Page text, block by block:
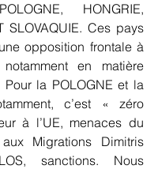
HONGRIE,
SLOVAQUIE. Ces pays
opposition frontale à
notamment en matière
Pour la POLOGNE et la
c’est « zéro
à l’UE, menaces du
Migrations Dimitris
sanctions. Nous